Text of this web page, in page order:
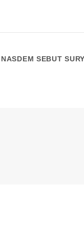
NASDEM SEBUT